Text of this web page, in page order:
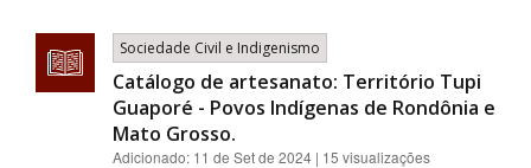
Sociedade Civil e Indigenismo
Catálogo de artesanato: Território Tupi
Guaporé - Povos Indígenas de Rondônia e
Mato Grosso.
Adicionado: 11 de Set de 2024 | 15 visualizações